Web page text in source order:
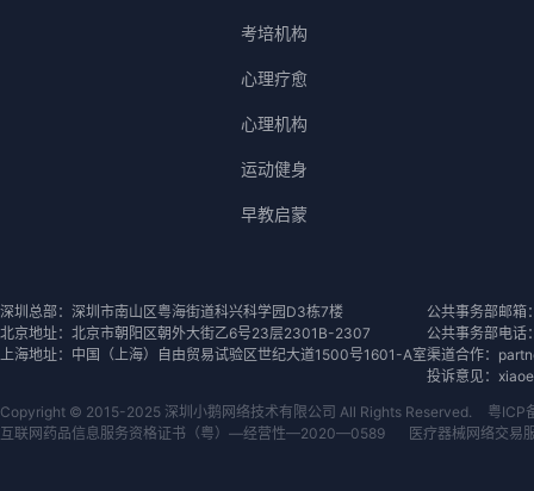
考培机构
心理疗愈
心理机构
运动健身
早教启蒙
深圳总部：深圳市南山区粤海街道科兴科学园D3栋7楼
北京地址：北京市朝阳区朝外大街乙6号23层2301B-2307
上海地址：中国（上海）自由贸易试验区世纪大道1500号1601-A室
公共事务部邮
公共事务部电
渠道合作：
投诉意见：
Copyright © 2015-2025 深圳小鹅网络技术有限公司 All Rights Reserved.
粤ICP
互联网药品信息服务资格证书（粤）—经营性—2020—0589
医疗器械网络交易